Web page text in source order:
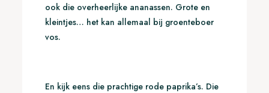
ook die overheerlijke ananassen. Grote en
kleintjes… het kan allemaal bij groenteboer
vos.
En kijk eens die prachtige rode paprika’s. Die